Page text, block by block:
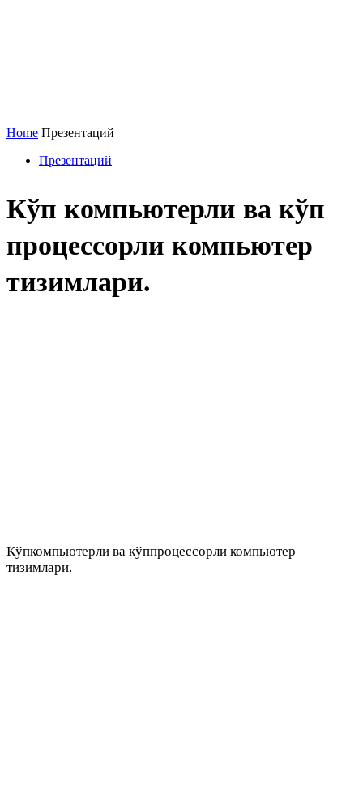
Home Презентаций
Презентаций
Кўп компьютерли ва кўп
процессорли компьютер
тизимлари.
Кўпкомпьютерли ва кўппроцессорли компьютер
тизимлари.